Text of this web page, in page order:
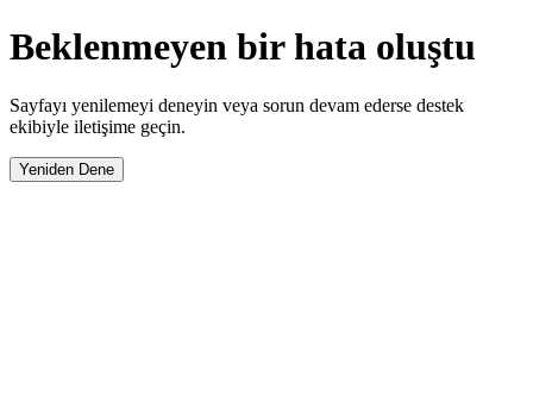
Beklenmeyen bir hata oluştu
Sayfayı yenilemeyi deneyin veya sorun devam ederse destek
ekibiyle iletişime geçin.
Yeniden Dene